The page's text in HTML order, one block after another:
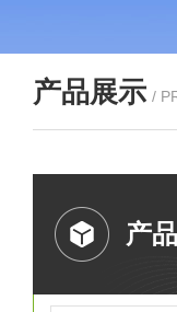
产品展示 /
产